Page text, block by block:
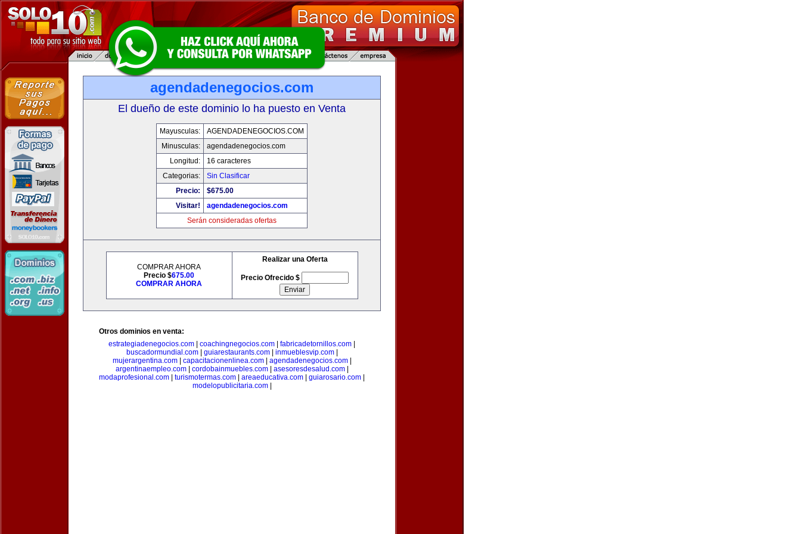
agendadenegocios.com
El dueño de este dominio lo ha puesto en Venta
Mayusculas:
AGENDADENEGOCIOS.COM
Minusculas:
agendadenegocios.com
Longitud:
16 caracteres
Categorias:
Sin Clasificar
Precio:
$675.00
Visitar!
agendadenegocios.com
Serán consideradas ofertas
COMPRAR AHORA
Precio $675.00
COMPRAR AHORA
Realizar una Oferta
Precio Ofrecido $
Otros dominios en venta:
estrategiadenegocios.com
coachingnegocios.com fabricadetornillos.com
buscadormundial.com| guiarestaurants.com| inmueblesvip.com|
mujerargentina.com| capacitacionenlinea.com| agendadenegocios.com|
argentinaempleo.com| cordobainmuebles.com| asesoresdesalud.com|
modaprofesional.com
turismotermas.com areaeducativa.com guiarosario.com
modelopublicitaria.com|